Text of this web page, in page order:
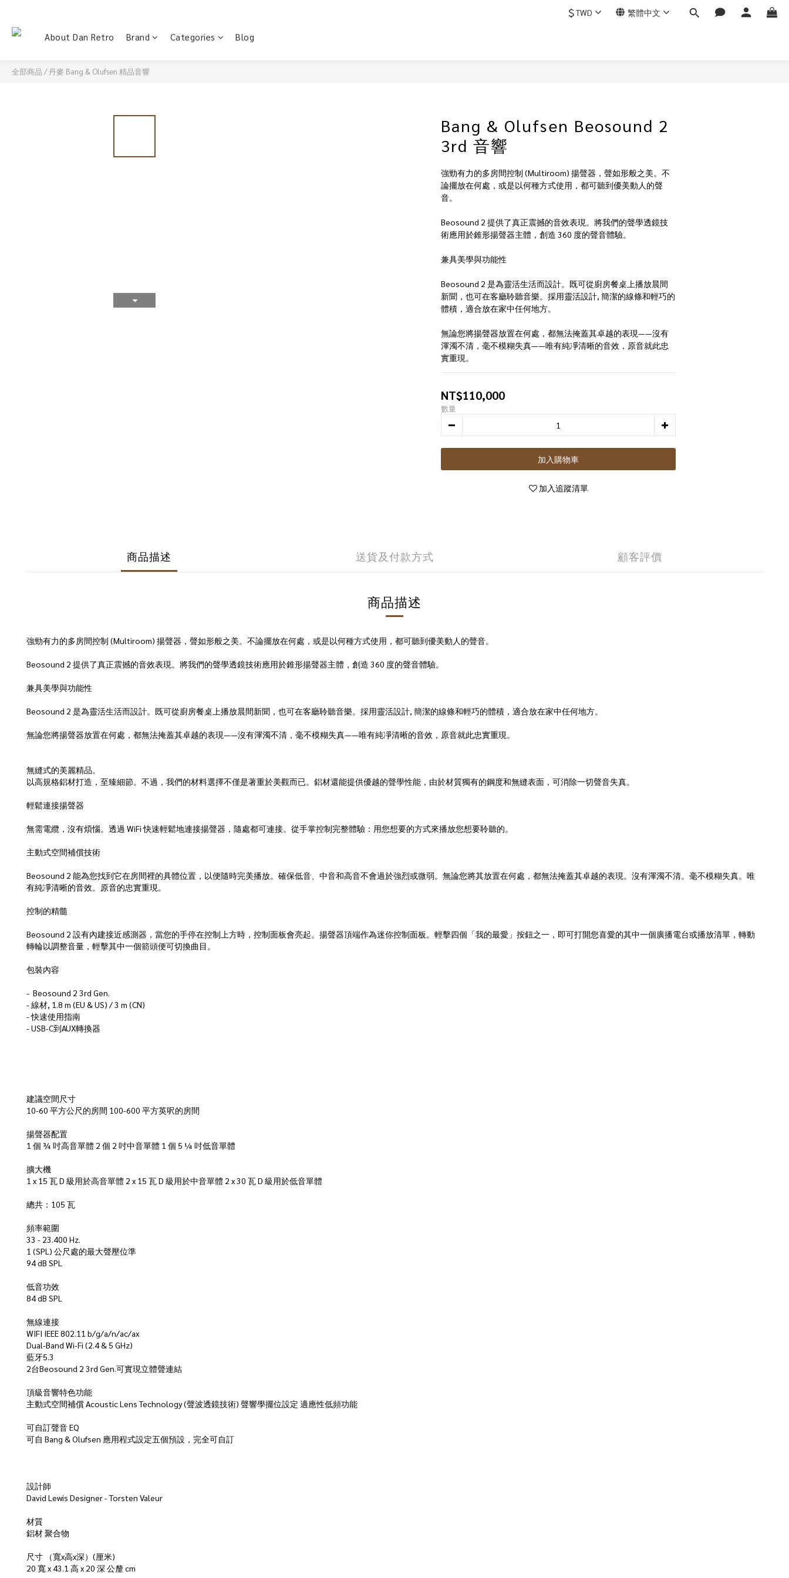
$TWD 繁體中文
About Dan Retro Brand Categories Blog
全部商品 /丹麥 Bang & Olufsen 精品音響
Bang & Olufsen Beosound 2
3rd 音響
強勁有力的多房間控制 (Multiroom) 揚聲器，聲如形般之美。不
論擺放在何處，或是以何種方式使用，都可聽到優美動人的聲
音。
Beosound 2 提供了真正震撼的音效表現。將我們的聲學透鏡技
術應用於錐形揚聲器主體，創造 360 度的聲音體驗。
兼具美學與功能性
Beosound 2 是為靈活生活而設計。既可從廚房餐桌上播放晨間
新聞，也可在客廳聆聽音樂。採用靈活設計, 簡潔的線條和輕巧的
體積，適合放在家中任何地方。
無論您將揚聲器放置在何處，都無法掩蓋其卓越的表現——沒有
渾濁不清，毫不模糊失真——唯有純凈清晰的音效，原音就此忠
實重現。
NT$110,000
數量
加入購物車
加入追蹤清單
商品描述 送貨及付款方式 顧客評價
商品描述
強勁有力的多房間控制 (Multiroom) 揚聲器，聲如形般之美。不論擺放在何處，或是以何種方式使用，都可聽到優美動人的聲音。
Beosound 2 提供了真正震撼的音效表現。將我們的聲學透鏡技術應用於錐形揚聲器主體，創造 360 度的聲音體驗。
兼具美學與功能性
Beosound 2 是為靈活生活而設計。既可從廚房餐桌上播放晨間新聞，也可在客廳聆聽音樂。採用靈活設計, 簡潔的線條和輕巧的體積，適合放在家中任何地方。
無論您將揚聲器放置在何處，都無法掩蓋其卓越的表現——沒有渾濁不清，毫不模糊失真——唯有純凈清晰的音效，原音就此忠實重現。
無縫式的美麗精品。
以高規格鋁材打造，至臻細節。不過，我們的材料選擇不僅是著重於美觀而已。鋁材還能提供優越的聲學性能，由於材質獨有的鋼度和無縫表面，可消除一切聲音失真。
輕鬆連接揚聲器
無需電纜，沒有煩惱。透過 WiFi 快速輕鬆地連接揚聲器，隨處都可連接。從手掌控制完整體驗：用您想要的方式來播放您想要聆聽的。
主動式空間補償技術
Beosound 2 能為您找到它在房間裡的具體位置，以便隨時完美播放。確保低音、中音和高音不會過於強烈或微弱。無論您將其放置在何處，都無法掩蓋其卓越的表現。沒有渾濁不清。毫不模糊失真。唯
有純凈清晰的音效。原音的忠實重現。
控制的精髓
Beosound 2 設有內建接近感測器，當您的手停在控制上方時，控制面板會亮起。揚聲器頂端作為迷你控制面板。輕擊四個「我的最愛」按鈕之一，即可打開您喜愛的其中一個廣播電台或播放清單，轉動
轉輪以調整音量，輕擊其中一個箭頭便可切換曲目。
包裝內容
- Beosound 2 3rd Gen.
- 線材, 1.8 m (EU & US) / 3 m (CN)
- 快速使用指南
- USB-C到AUX轉換器
建議空間尺寸
10-60 平方公尺的房間 100-600 平方英呎的房間
揚聲器配置
1 個 ¾ 吋高音單體 2 個 2 吋中音單體 1 個 5 ¼ 吋低音單體
擴大機
1 x 15 瓦 D 級用於高音單體 2 x 15 瓦 D 級用於中音單體 2 x 30 瓦 D 級用於低音單體
總共：105 瓦
頻率範圍
33 - 23.400 Hz.
1 (SPL) 公尺處的最大聲壓位準
94 dB SPL
低音功效
84 dB SPL
無線連接
WIFI IEEE 802.11 b/g/a/n/ac/ax
Dual-Band Wi-Fi (2.4 & 5 GHz)
藍牙5.3
2台Beosound 2 3rd Gen.可實現立體聲連結
頂級音響特色功能
主動式空間補償 Acoustic Lens Technology (聲波透鏡技術) 聲響學擺位設定 適應性低頻功能
可自訂聲音 EQ
可自 Bang & Olufsen 應用程式設定五個預設，完全可自訂
設計師
David Lewis Designer - Torsten Valeur
材質
鋁材 聚合物
尺寸 （寬x高x深）(厘米)
20 寬 x 43.1 高 x 20 深 公釐 cm